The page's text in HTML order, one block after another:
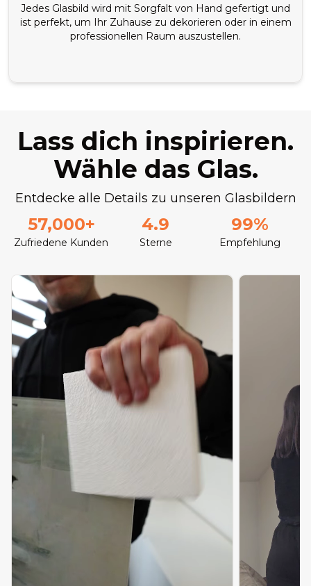
Jedes Glasbild wird mit Sorgfalt von Hand gefertigt und
ist perfekt, um Ihr Zuhause zu dekorieren oder in einem
professionellen Raum auszustellen.
Lass dich inspirieren.
Wähle das Glas.
Entdecke alle Details zu unseren Glasbildern
57,000+ 4.9 99%
Zufriedene Kunden Sterne Empfehlung